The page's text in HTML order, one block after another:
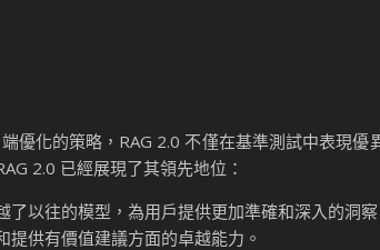
優化的策略，RAG 2.0 不僅在基準測試中表現優
2.0 已經展現了其領先地位：
以往的模型，為用戶提供更加準確和深入的洞察
提供有價值建議方面的卓越能力。